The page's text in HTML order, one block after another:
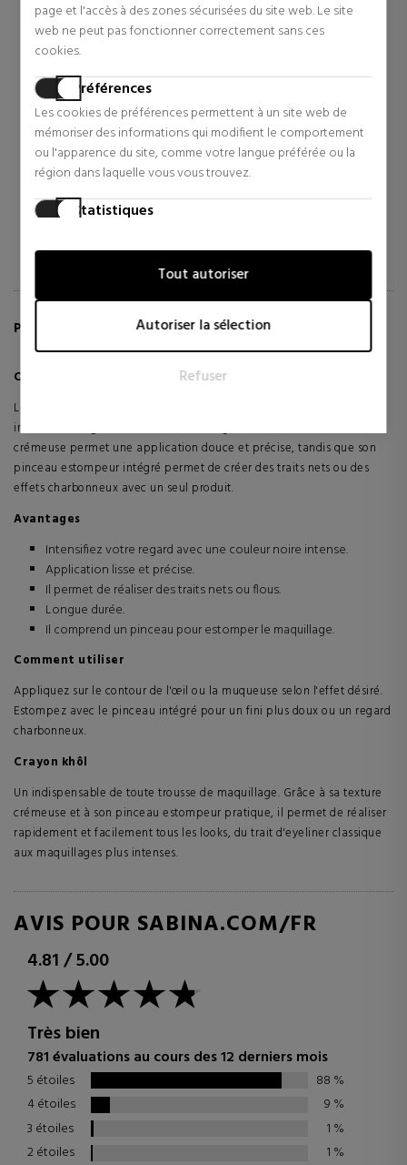
page et l'accès à des zones sécurisées du site web. Le site
web ne peut pas fonctionner correctement sans ces
cookies.
Préférences
Les cookies de préférences permettent à un site web de
mémoriser des informations qui modifient le comportement
ou l'apparence du site, comme votre langue préférée ou la
région dans laquelle vous vous trouvez.
Statistiques
à comprendre comment les visiteurs interagissent avec les
sites web en collectant et en fournissant des informations
de manière anonyme.
Marketing
Les cookies marketing sont utilisés pour suivre les visiteurs
sur les sites web. L'intention est d'afficher des annonces qui
tiers.
Tout autoriser
Autoriser la sélection
Refuser
RABANNE
LADY MILLION
Eau de Parfum
46,50 € 39% Réduction
25 revues
FAUX CILS
Mascaras
30,96 € 33% Réduction
PLUS D'INFORMATIONS SUR CRAYON KHOL
Crayon Khol 01 Noir de Clarins – Crayon eyeliner
Le Crayon Khol 01 Noir de Clarins est un crayon eyeliner qui définit et
intensifie le regard avec une tenue longue durée. Sa texture
crémeuse permet une application douce et précise, tandis que son
pinceau estompeur intégré permet de créer des traits nets ou des
effets charbonneux avec un seul produit.
Avantages
Intensifiez votre regard avec une couleur noire intense.
Application lisse et précise.
Il permet de réaliser des traits nets ou flous.
Longue durée.
Il comprend un pinceau pour estomper le maquillage.
Comment utiliser
Appliquez sur le contour de l'œil ou la muqueuse selon l'effet désiré.
Estompez avec le pinceau intégré pour un fini plus doux ou un regard
charbonneux.
Crayon khôl
Un indispensable de toute trousse de maquillage. Grâce à sa texture
crémeuse et à son pinceau estompeur pratique, il permet de réaliser
rapidement et facilement tous les looks, du trait d'eyeliner classique
aux maquillages plus intenses.
AVIS POUR SABINA.COM/FR
4.81/5.00
Très bien
781 évaluations au cours des 12 derniers mois
5 étoiles 88 %
4 étoiles
9 %
3 étoiles
1 %
2 étoiles
1 %